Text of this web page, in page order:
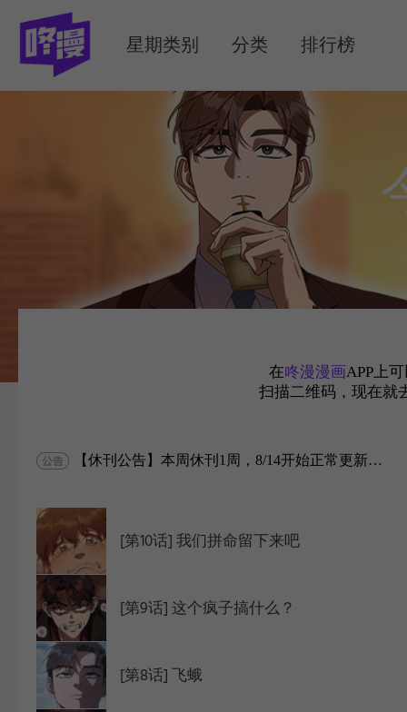
WEBTOON
星期类别 分类 排行榜
在咚漫漫画APP上
扫描二维码，现在就
【休刊公告】本周休刊1周，8/14开始正常更新，请谅解~
[第10话] 我们拼命留下来吧
[第9话] 这个疯子搞什么？
[第8话] 飞蛾